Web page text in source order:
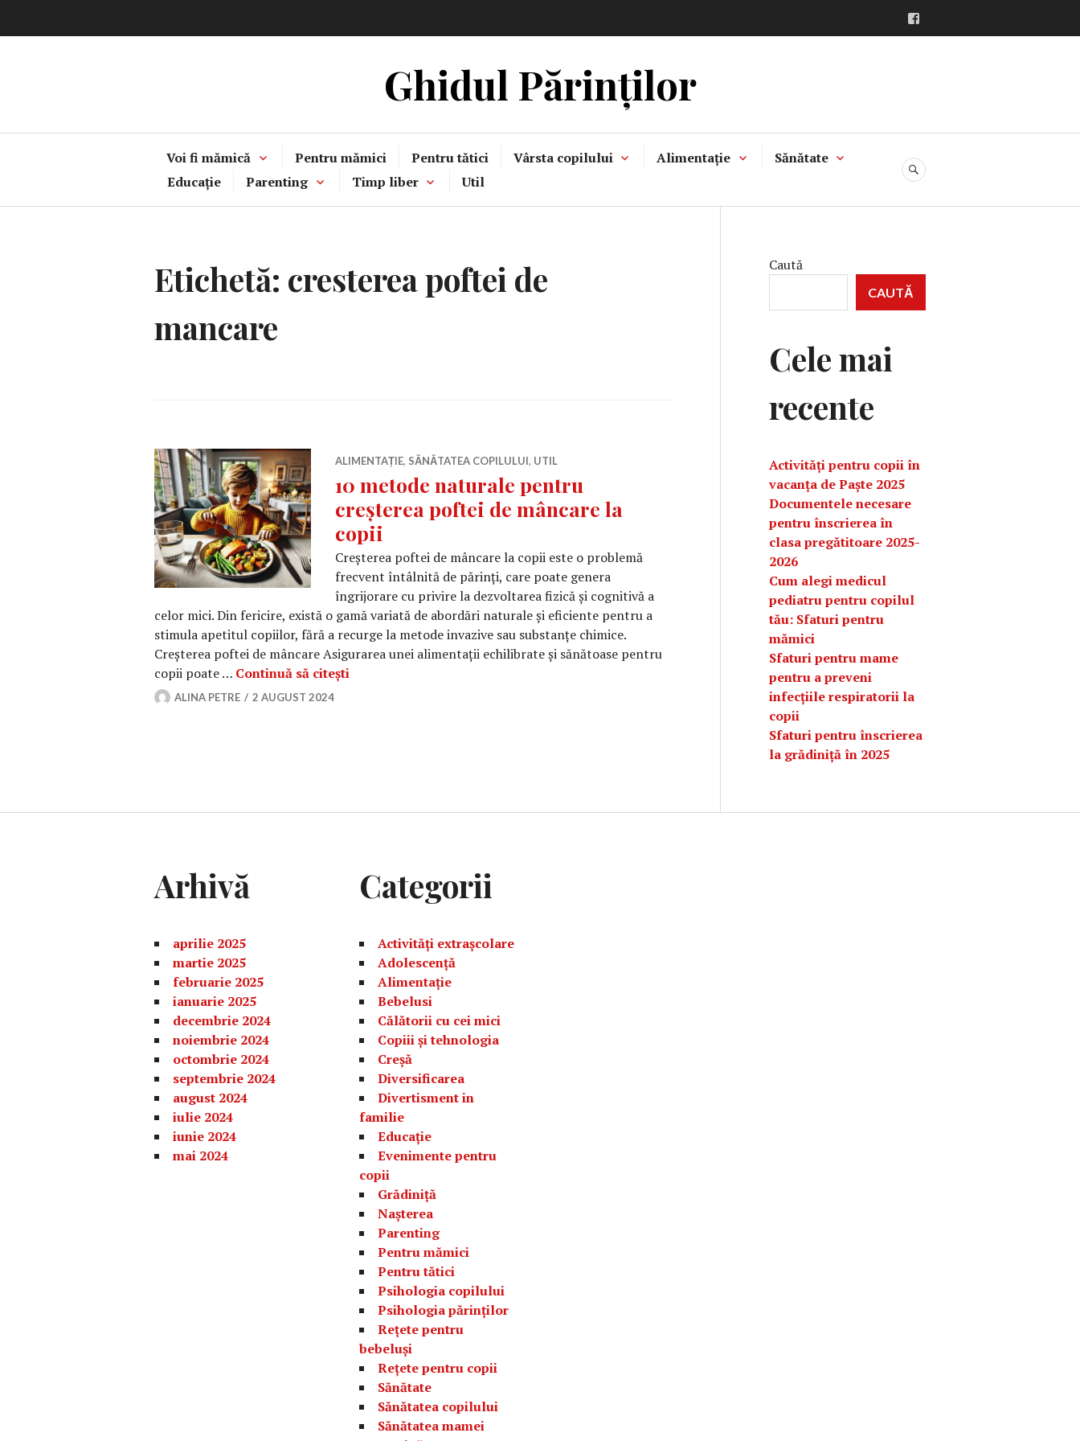
la
Ghidul Părinților
Voi fi mămică Pentru mămici Pentru tătici Vârsta copilului Alimentație
Sănătate
Educație
Parenting Timp liber Util
CĂUTARE
Etichetă: cresterea poftei de
mancare
ALIMENTAȚIE, SĂNĂTATEA COPILULUI, UTIL
10 metode naturale pentru
creșterea poftei de mâncare la
copii
Creșterea poftei de mâncare la copii este o problemă
frecvent întâlnită de părinți, care poate genera
îngrijorare cu privire la dezvoltarea fizică și cognitivă a
celor mici. Din fericire, există o gamă variată de abordări naturale și eficiente pentru a
stimula apetitul copiilor, fără a recurge la metode invazive sau substanțe chimice.
Creșterea poftei de mâncare Asigurarea unei alimentații echilibrate și sănătoase pentru
copii poate … Continuă să citești
ALINA PETRE 2 AUGUST 2024
Caută
CAUTĂ
Cele mai
recente
Activități pentru copii în
vacanța de Paște 2025
Documentele necesare
pentru înscrierea în
clasa pregătitoare 2025-
2026
Cum alegi medicul
pediatru pentru copilul
tău: Sfaturi pentru
mămici
Sfaturi pentru mame
pentru a preveni
infecțiile respiratorii la
copii
Sfaturi pentru înscrierea
la grădiniță în 2025
Arhivă
aprilie 2025
martie 2025
februarie 2025
ianuarie 2025
decembrie 2024
noiembrie 2024
octombrie 2024
septembrie 2024
august 2024
iulie 2024
iunie 2024
mai 2024
Categorii
Activități extrașcolare
Adolescență
Alimentație
Bebelusi
Călătorii cu cei mici
Copiii și tehnologia
Creșă
Diversificarea
Divertisment in
familie
Educație
Evenimente pentru
copii
Grădiniță
Nașterea
Parenting
Pentru mămici
Pentru tătici
Psihologia copilului
Psihologia părinților
Rețete pentru
bebeluși
Rețete pentru copii
Sănătate
Sănătatea copilului
Sănătatea mamei